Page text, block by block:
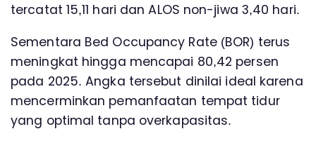
tercatat 15,11 hari dan ALOS non-jiwa 3,40 hari.
Sementara Bed Occupancy Rate (BOR) terus
meningkat hingga mencapai 80,42 persen
pada 2025. Angka tersebut dinilai ideal karena
mencerminkan pemanfaatan tempat tidur
yang optimal tanpa overkapasitas.